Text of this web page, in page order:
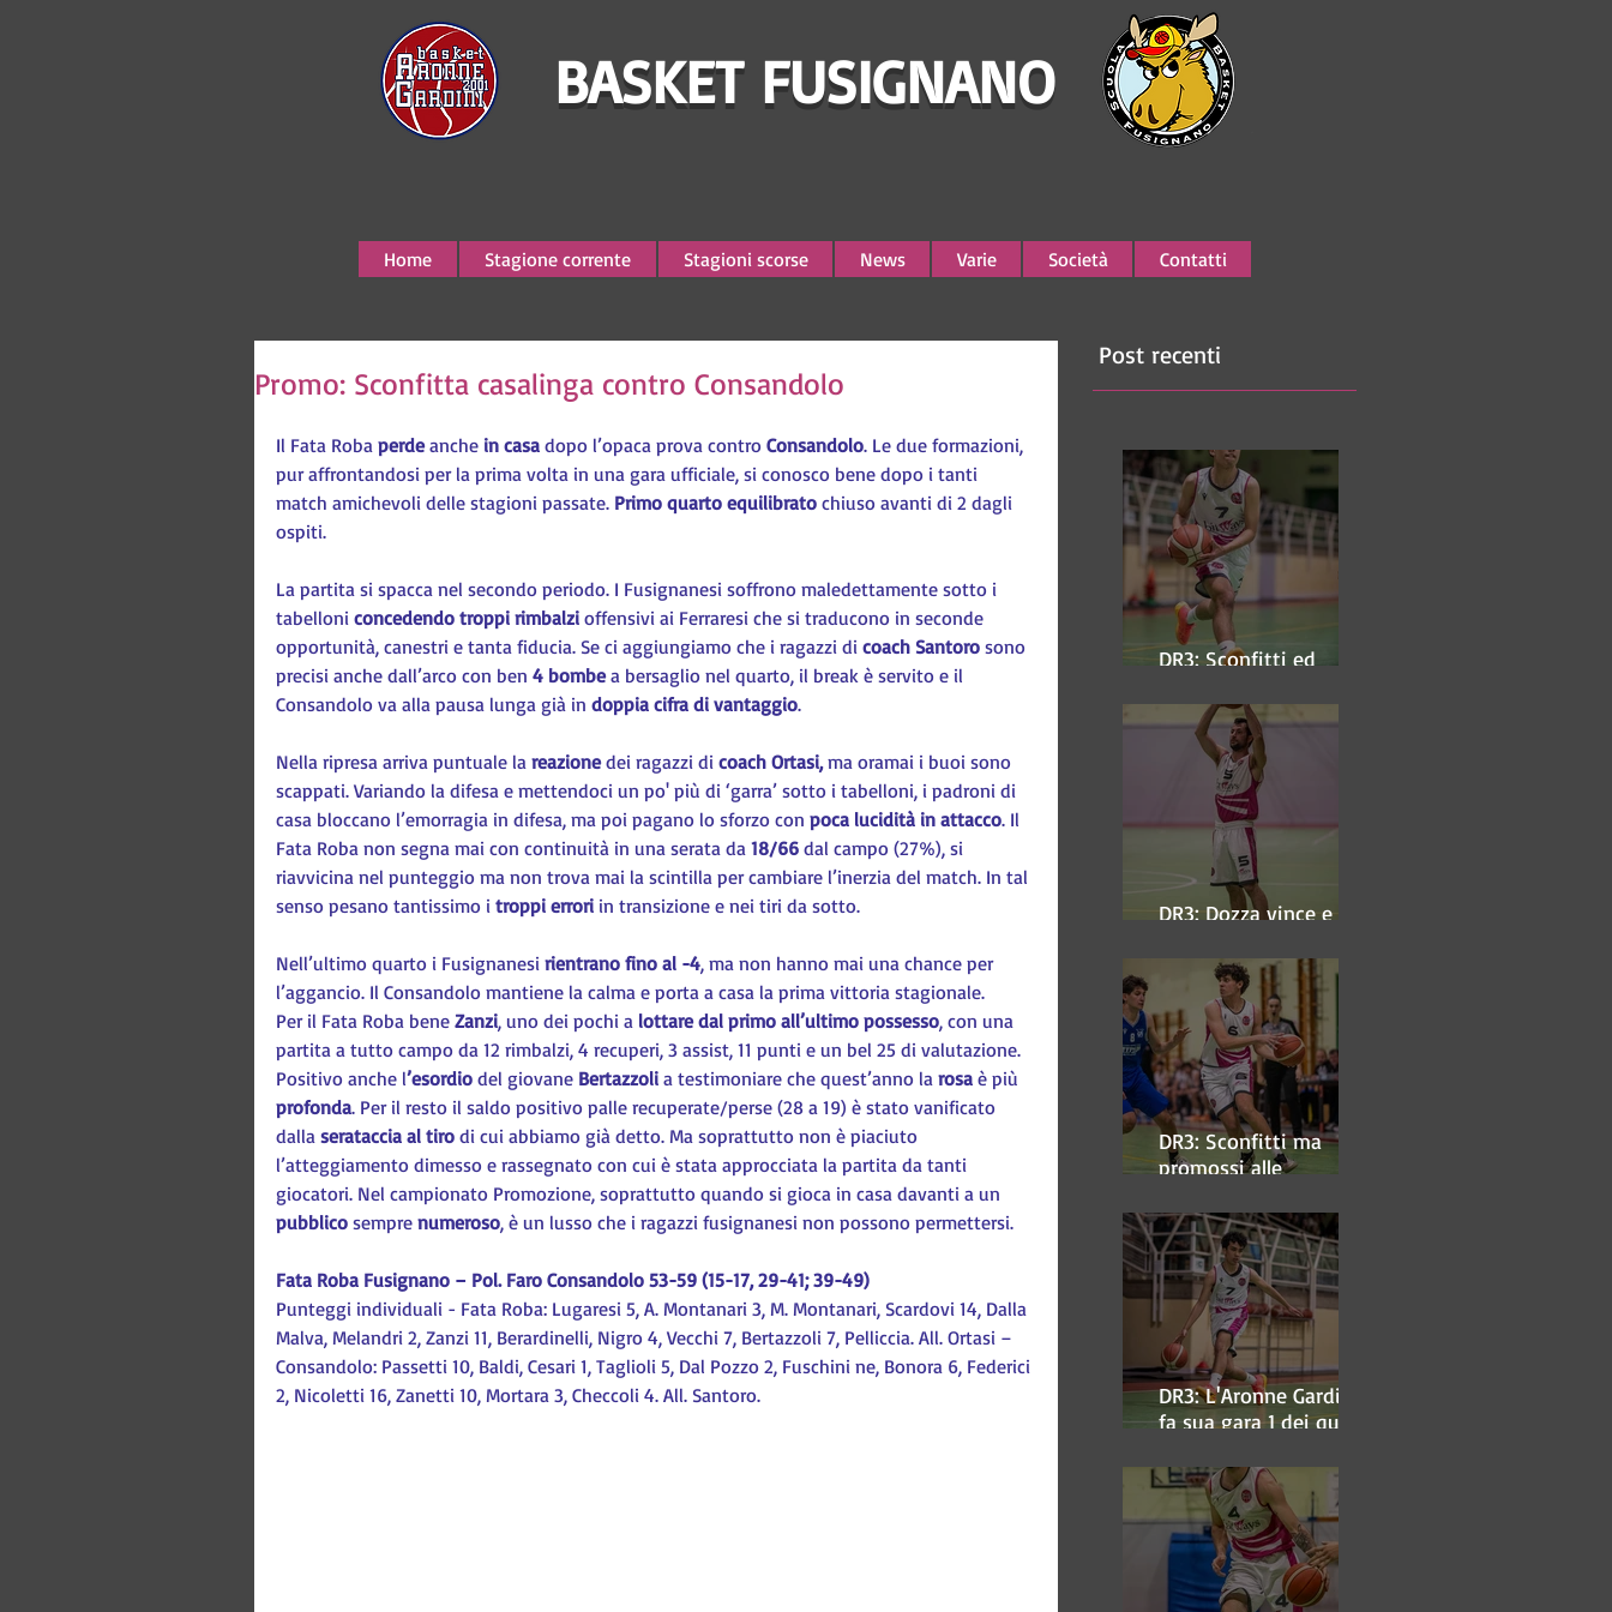
BASKET FUSIGNANO
Home Stagione corrente Stagioni scorse News Varie Società Contatti
Promo: Sconfitta casalinga contro Consandolo
Il Fata Roba perde anche in casa dopo l’opaca prova contro Consandolo. Le due formazioni,
pur affrontandosi per la prima volta in una gara ufficiale, si conosco bene dopo i tanti
match amichevoli delle stagioni passate. Primo quarto equilibrato chiuso avanti di 2 dagli
ospiti.
La partita si spacca nel secondo periodo. I Fusignanesi soffrono maledettamente sotto i
tabelloni concedendo troppi rimbalzi offensivi ai Ferraresi che si traducono in seconde
opportunità, canestri e tanta fiducia. Se ci aggiungiamo che i ragazzi di coach Santoro sono
precisi anche dall’arco con ben 4 bombe a bersaglio nel quarto, il break è servito e il
Consandolo va alla pausa lunga già in doppia cifra di vantaggio.
Nella ripresa arriva puntuale la reazione dei ragazzi di coach Ortasi, ma oramai i buoi sono
scappati. Variando la difesa e mettendoci un po' più di ‘garra’ sotto i tabelloni, i padroni di
casa bloccano l’emorragia in difesa, ma poi pagano lo sforzo con poca lucidità in attacco. Il
Fata Roba non segna mai con continuità in una serata da 18/66 dal campo (27%), si
riavvicina nel punteggio ma non trova mai la scintilla per cambiare l’inerzia del match. In tal
senso pesano tantissimo i troppi errori in transizione e nei tiri da sotto.
Nell’ultimo quarto i Fusignanesi rientrano fino al -4, ma non hanno mai una chance per
l’aggancio. Il Consandolo mantiene la calma e porta a casa la prima vittoria stagionale.
Per il Fata Roba bene Zanzi, uno dei pochi a lottare dal primo all’ultimo possesso, con una
partita a tutto campo da 12 rimbalzi, 4 recuperi, 3 assist, 11 punti e un bel 25 di valutazione.
Positivo anche l’esordio del giovane Bertazzoli a testimoniare che quest’anno la rosa è più
profonda. Per il resto il saldo positivo palle recuperate/perse (28 a 19) è stato vanificato
dalla serataccia al tiro di cui abbiamo già detto. Ma soprattutto non è piaciuto
l’atteggiamento dimesso e rassegnato con cui è stata approcciata la partita da tanti
giocatori. Nel campionato Promozione, soprattutto quando si gioca in casa davanti a un
pubblico sempre numeroso, è un lusso che i ragazzi fusignanesi non possono permettersi.
Fata Roba Fusignano – Pol. Faro Consandolo 53-59 (15-17, 29-41; 39-49)
Punteggi individuali - Fata Roba: Lugaresi 5, A. Montanari 3, M. Montanari, Scardovi 14, Dalla
Malva, Melandri 2, Zanzi 11, Berardinelli, Nigro 4, Vecchi 7, Bertazzoli 7, Pelliccia. All. Ortasi –
Consandolo: Passetti 10, Baldi, Cesari 1, Taglioli 5, Dal Pozzo 2, Fuschini ne, Bonora 6, Federici
2, Nicoletti 16, Zanetti 10, Mortara 3, Checcoli 4. All. Santoro.
Post recenti
DR3: Sconfitti ed
DR3: Dozza vince e
DR3: Sconfitti ma
promossi alle
DR3: L'Aronne Gardini
fa sua gara 1 dei quarti